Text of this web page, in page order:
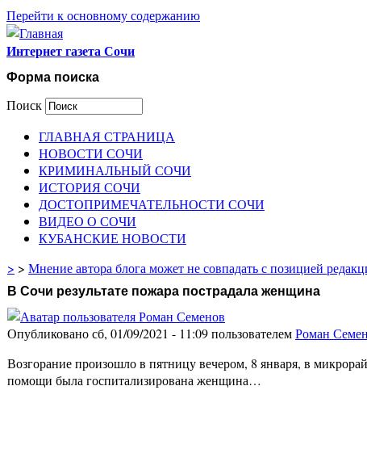
Перейти к основному содержанию
Интернет газета Сочи
Форма поиска
Поиск
ГЛАВНАЯ СТРАНИЦА
НОВОСТИ СОЧИ
КРИМИНАЛЬНЫЙ СОЧИ
ИСТОРИЯ СОЧИ
ДОСТОПРИМЕЧАТЕЛЬНОСТИ СОЧИ
ВИДЕО О СОЧИ
КУБАНСКИЕ НОВОСТИ
> > Мнение автора блога может не совпадать с позицией
В Сочи результате пожара пострадала женщина
Опубликовано сб, 01/09/2021 - 11:09 пользователемРоман
Возгорание произошло в пятницу вечером, 8 января, в
помощи была госпитализирована женщина…